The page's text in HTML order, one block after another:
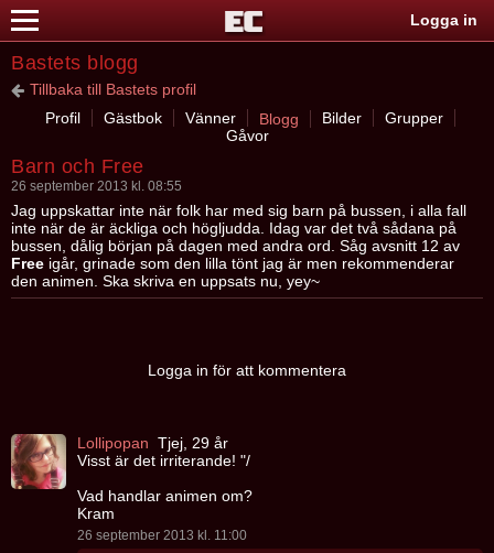
Logga in
Bastets blogg
Tillbaka till Bastets profil
Profil
Gästbok Vänner Blogg Bilder
Grupper
Gåvor
Barn och Free
26 september 2013 kl. 08:55
Jag uppskattar inte när folk har med sig barn på bussen, i alla fall
inte när de är äckliga och högljudda. Idag var det två sådana på
bussen, dålig början på dagen med andra ord. Såg avsnitt 12 av
Free igår, grinade som den lilla tönt jag är men rekommenderar
den animen. Ska skriva en uppsats nu, yey~
Logga in för att kommentera
Lollipopan Tjej, 29 år
Visst är det irriterande! "/
Vad handlar animen om?
Kram
26 september 2013 kl. 11:00